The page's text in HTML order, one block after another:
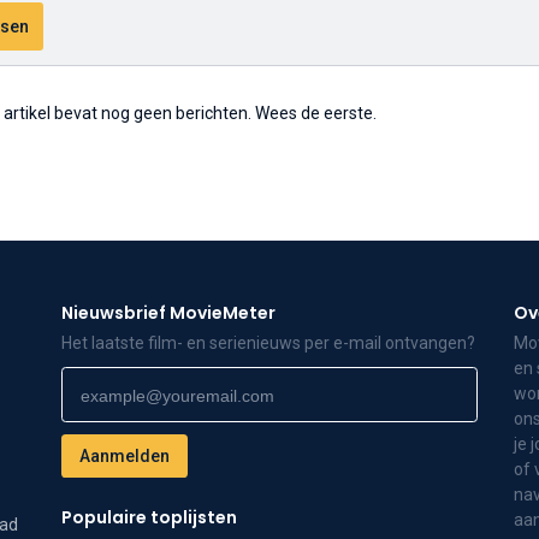
artikel bevat nog geen berichten. Wees de eerste.
Nieuwsbrief MovieMeter
Het laatste film- en serienieuws per e-mail ontvangen?
Populaire toplijsten
en
je
of